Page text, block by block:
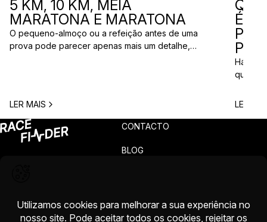
5 KM, 10 KM, MEIA
MARATONA E MARATONA
O pequeno-almoço ou a refeição antes de uma
prova pode parecer apenas mais um detalhe,
corredores: o que comer antes de uma corrida?
A […]
LER MAIS
ÉS?
Há
quem
para
LER
CONTACTO
BLOG